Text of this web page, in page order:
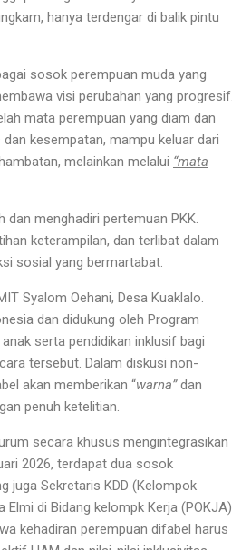
hanya terdengar di balik pintu
sosok perempuan muda yang
visi perubahan yang progresif.
mata perempuan yang diam dan
kesempatan, mampu keluar dari
melainkan melalui “mata
menghadiri pertemuan PKK.
keterampilan, dan terlibat dalam
sosial yang bermartabat.
Syalom Oehani, Desa Kuaklalo.
dan didukung oleh Program
serta pendidikan inklusif bagi
tersebut. Dalam diskusi non-
akan memberikan “warna”dan
penuh ketelitian.
secara khusus mengintegrasikan
2026, terdapat dua sosok
juga Sekretaris KDD (Kelompok
di Bidang kelompk Kerja (POKJA)
kehadiran perempuan difabel harus